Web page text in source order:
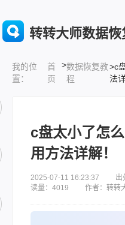
转转大师数据恢
我的位
置：
首
页
>数据恢复教
程
>c
法
c盘太小了怎
用方法详解！
2025-07-11 16:23:37 出
读量：4019 作者：转转